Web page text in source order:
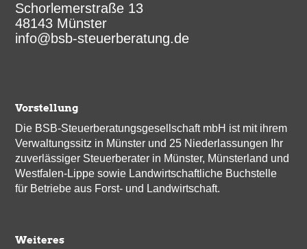
Schorlemerstraße 13
48143 Münster
info@bsb-steuerberatung.de
Vorstellung
Die BSB-Steuerberatungsgesellschaft mbH ist mit ihrem
Verwaltungssitz in Münster und 25 Niederlassungen Ihr
zuverlässiger Steuerberater in Münster, Münsterland und
Westfalen-Lippe sowie Landwirtschaftliche Buchstelle
für Betriebe aus Forst- und Landwirtschaft.
Weiteres